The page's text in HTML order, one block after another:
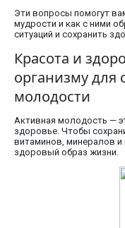
Эти вопросы помогут
мудрости и как с ними
ситуаций и сохранить
Красота и
организму для
молодости
Активная молодость —
здоровье. Чтобы
витаминов, минералов и
здоровый образ жизни.